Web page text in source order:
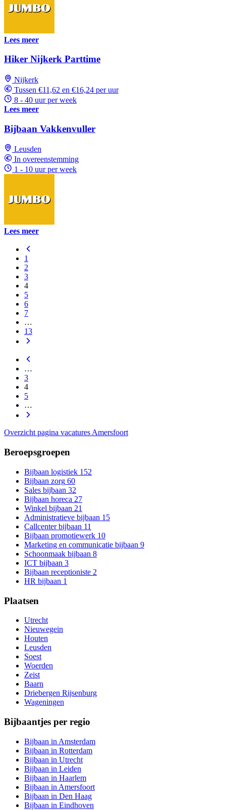
Lees meer
Hiker Nijkerk Parttime
Nijkerk
Tussen €11,62 en €16,24 per uur
8 - 40 uur per week
Lees meer
Bijbaan Vakkenvuller
Leusden
In overeenstemming
1 - 10 uur per week
Lees meer
1
2
3
4
5
6
7
…
13
…
3
4
5
…
Overzicht pagina vacatures Amersfoort
Beroepsgroepen
Bijbaan logistiek 152
Bijbaan zorg 60
Sales bijbaan 32
Bijbaan horeca 27
Winkel bijbaan 21
Administratieve bijbaan 15
Callcenter bijbaan 11
Bijbaan promotiewerk 10
Marketing en communicatie bijbaan 9
Schoonmaak bijbaan 8
ICT bijbaan 3
Bijbaan receptioniste 2
HR bijbaan 1
Plaatsen
Utrecht
Nieuwegein
Houten
Leusden
Soest
Woerden
Zeist
Baarn
Driebergen Rijsenburg
Wageningen
Bijbaantjes per regio
Bijbaan in Amsterdam
Bijbaan in Rotterdam
Bijbaan in Utrecht
Bijbaan in Leiden
Bijbaan in Haarlem
Bijbaan in Amersfoort
Bijbaan in Den Haag
Bijbaan in Eindhoven